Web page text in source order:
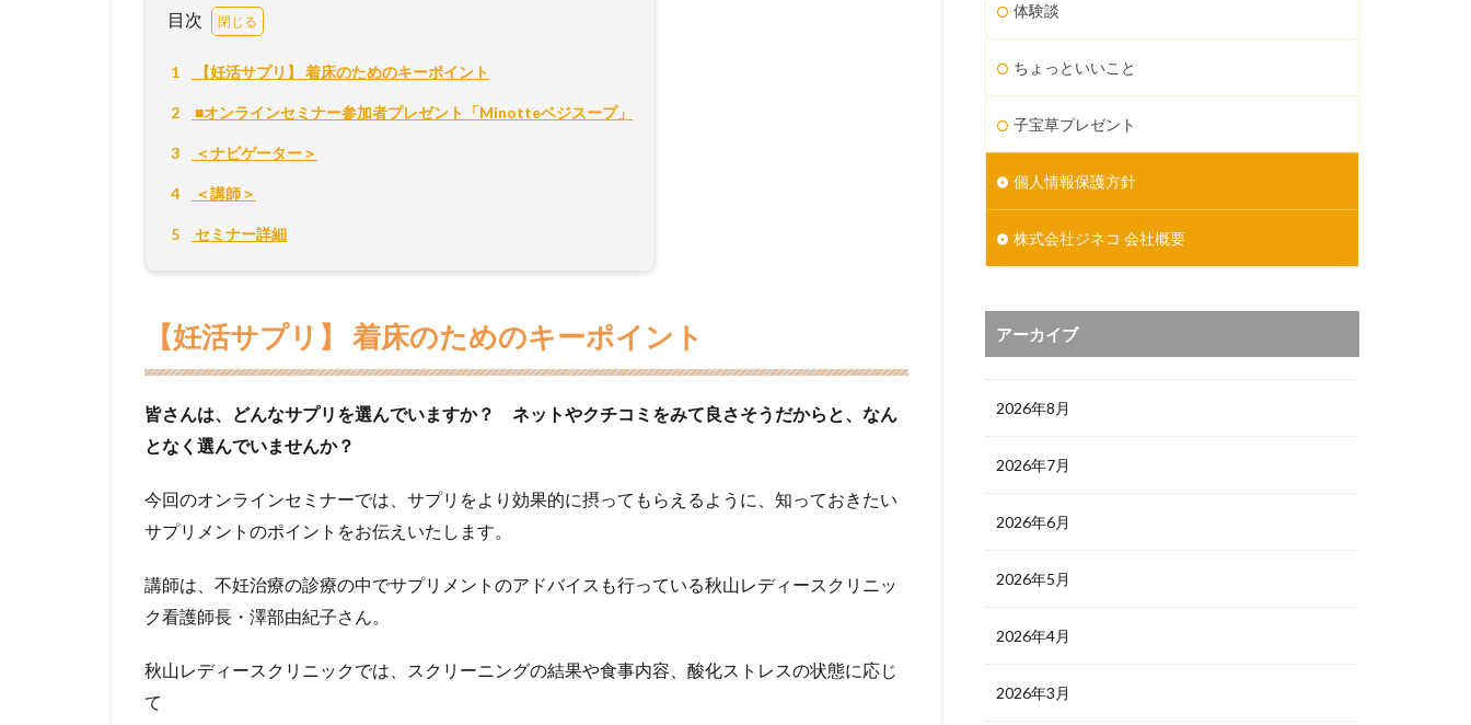
目次
1 【妊活サプリ】 着床のためのキーポイント
2 ■オンラインセミナー参加者プレゼント「Minotteベジスープ」
3 ＜ナビゲーター＞
4 ＜講師＞
5 セミナー詳細
【妊活サプリ】 着床のためのキーポイント
皆さんは、どんなサプリを選んでいますか？ ネットやクチコミをみて良さそうだからと、なん
となく選んでいませんか？
今回のオンラインセミナーでは、サプリをより効果的に摂ってもらえるように、知っておきたい
サプリメントのポイントをお伝えいたします。
講師は、不妊治療の診療の中でサプリメントのアドバイスも行っている秋山レディースクリニッ
ク看護師長・澤部由紀子さん。
秋山レディースクリニックでは、スクリーニングの結果や食事内容、酸化ストレスの状態に応じ
て
体験談
ちょっといいこと
子宝草プレゼント
個人情報保護方針
株式会社ジネコ 会社概要
アーカイブ
2026年8月
2026年7月
2026年6月
2026年5月
2026年4月
2026年3月